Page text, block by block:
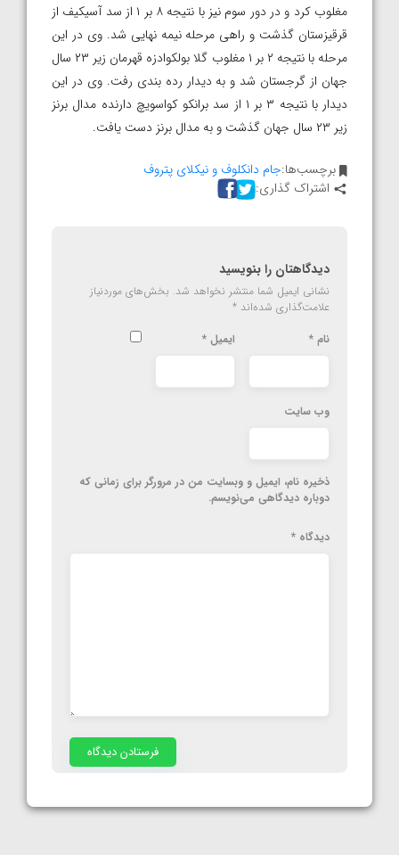
مغلوب کرد و در دور سوم نیز با نتیجه ۸ بر ۱ از سد آسیکیف از
قرقیزستان گذشت و راهی مرحله نیمه نهایی شد. وی در این
مرحله با نتیجه ۲ بر ۱ مغلوب گلا بولکوادزه قهرمان زیر ۲۳ سال
جهان از گرجستان شد و به دیدار رده بندی رفت. وی در این
دیدار با نتیجه ۳ بر ۱ از سد برانکو کواسویچ دارنده مدال برنز
زیر ۲۳ سال جهان گذشت و به مدال برنز دست یافت.
برچسب‌ها:جام دانکلوف و نیکلای پتروف
اشتراک گذاری:
دیدگاهتان را بنویسید
نشانی ایمیل شما منتشر نخواهد شد. بخش‌های موردنیاز
علامت‌گذاری شده‌اند *
نام * ایمیل *
وب‌ سایت
ذخیره نام، ایمیل و وبسایت من در مرورگر برای زمانی که
دوباره دیدگاهی می‌نویسم.
دیدگاه *